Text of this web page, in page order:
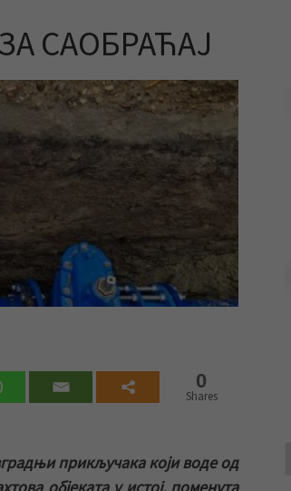
САОБРАЋАЈ
0
Shares
прикључака који воде од